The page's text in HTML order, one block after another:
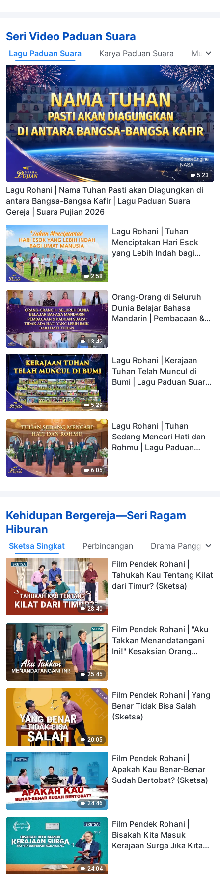
Seri Video Paduan Suara
Lagu Paduan Suara Karya Paduan Suara Musikal
5:23
Lagu Rohani | Nama Tuhan Pasti akan Diagungkan di
antara Bangsa-Bangsa Kafir | Lagu Paduan Suara
Gereja | Suara Pujian 2026
2:58
Lagu Rohani | Tuhan
Menciptakan Hari Esok
yang Lebih Indah bagi
13:42
Orang-Orang di Seluruh
Dunia Belajar Bahasa
Mandarin | Pembacaan &
2026
5:29
Lagu Rohani | Kerajaan
Tuhan Telah Muncul di
Bumi | Lagu Paduan Suara
6:05
Lagu Rohani | Tuhan
Sedang Mencari Hati dan
Rohmu | Lagu Paduan
Kehidupan Bergereja—Seri Ragam
Hiburan
Sketsa Singkat Perbincangan Drama Panggung
28:40
Film Pendek Rohani |
Tahukah Kau Tentang Kilat
dari Timur? (Sketsa)
25:45
Film Pendek Rohani | "Aku
Takkan Menandatangani
Ini!" Kesaksian Orang
20:05
Film Pendek Rohani | Yang
Benar Tidak Bisa Salah
(Sketsa)
24:46
Film Pendek Rohani |
Apakah Kau Benar-Benar
Sudah Bertobat? (Sketsa)
24:04
Film Pendek Rohani |
Bisakah Kita Masuk
Kerajaan Surga Jika Kita